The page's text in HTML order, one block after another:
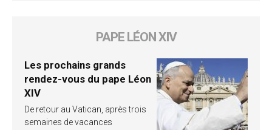
PAPE LÉON XIV
Les prochains grands
rendez-vous du pape Léon
XIV
De retour au Vatican, après trois
semaines de vacances